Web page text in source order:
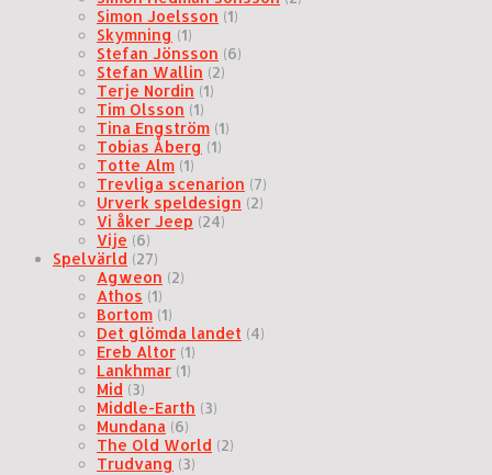
Simon Joelsson (1)
Skymning (1)
Stefan Jönsson (6)
Stefan Wallin (2)
Terje Nordin (1)
Tim Olsson (1)
Tina Engström (1)
Tobias Åberg (1)
Totte Alm (1)
Trevliga scenarion (7)
Urverk speldesign (2)
Vi åker Jeep (24)
Vije (6)
Spelvärld (27)
Agweon (2)
Athos (1)
Bortom (1)
Det glömda landet (4)
Ereb Altor (1)
Lankhmar (1)
Mid (3)
Middle-Earth (3)
Mundana (6)
The Old World (2)
Trudvang (3)